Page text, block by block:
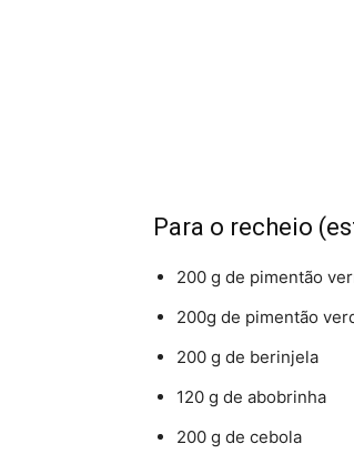
Para o recheio
200 g de pimentão
200g de pimentão
200 g de berinjela
120 g de abobrinha
200 g de cebola